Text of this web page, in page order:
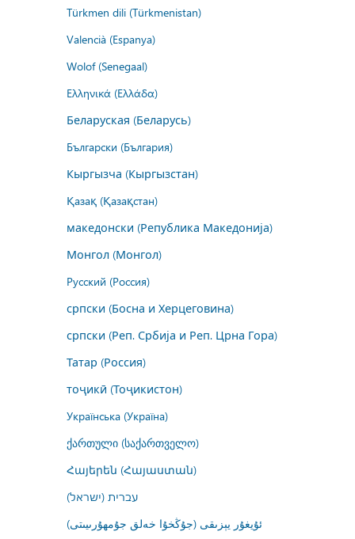
Türkmen dili (Türkmenistan)
Valencià (Espanya)
Wolof (Senegaal)
Ελληνικά (Ελλάδα)
Беларуская (Беларусь)
Български (България)
Кыргызча (Кыргызстан)
Қазақ (Қазақстан)
македонски (Република Македонија)
Монгол (Монгол)
Русский (Россия)
српски (Босна и Херцеговина)
српски (Реп. Србија и Реп. Црна Гора)
Татар (Россия)
тоҷикӣ (Тоҷикистон)
Українська (Україна)
ქართული (საქართველო)
Հայերեն (Հայաստան)
עברית (ישראל)
ئۇيغۇر يېزىقى (جۇڭخۇا خەلق جۇمھۇرىيىتى)